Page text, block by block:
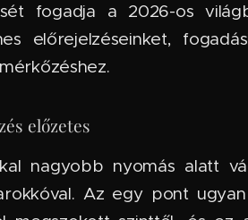
fogadja a 2026-os
előrejelzéseinket,
előzetes
nagyobb nyomás alatt
Az egy pont